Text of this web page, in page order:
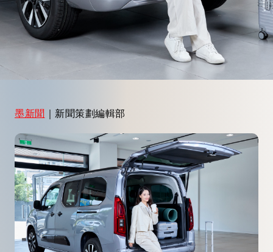
墨新聞 ｜新聞策劃編輯部